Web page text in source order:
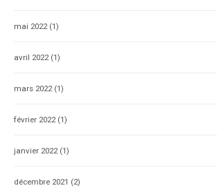
mai 2022(1)
avril 2022(1)
mars 2022(1)
février 2022(1)
janvier 2022(1)
décembre 2021 (2)